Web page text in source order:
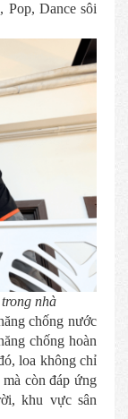
Pop, Dance sôi
nhà
chống nước
chống hoàn
loa không chỉ
còn đáp ứng
khu vực sân